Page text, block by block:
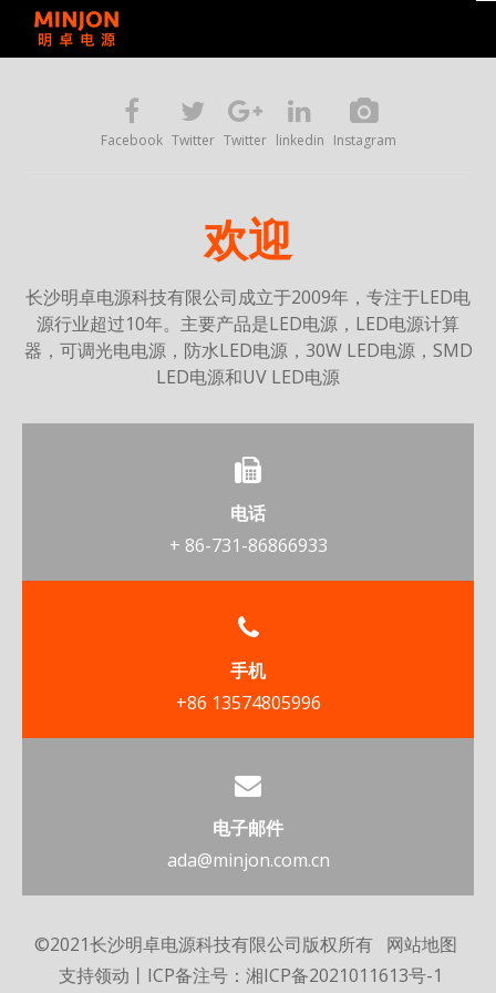
Facebook Twitter Twitter linkedin Instagram
欢迎
长沙明卓电源科技有限公司成立于2009年，专注于LED电
源行业超过10年。主要产品是LED电源，LED电源计算
器，可调光电电源，防水LED电源，30W LED电源，SMD
LED电源和UV LED电源
电话
+ 86-731-86866933
手机
+86 13574805996
电子邮件
ada@minjon.com.cn
©2021长沙明卓电源科技有限公司版权所有 网站地图
支持领动 丨ICP备注号： 湘ICP备2021011613号-1